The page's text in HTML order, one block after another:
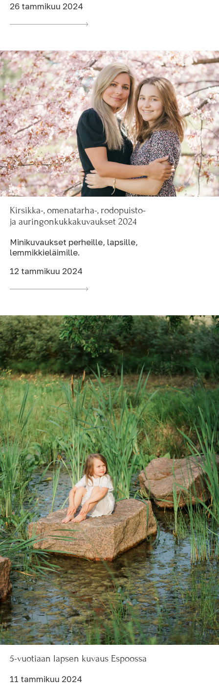
26 tammikuu 2024
Kirsikka-, omenatarha-, rodopuisto-
ja auringonkukkakuvaukset 2024
Minikuvaukset perheille, lapsille,
lemmikkieläimille.
12 tammikuu 2024
5-vuotiaan lapsen kuvaus Espoossa
11 tammikuu 2024